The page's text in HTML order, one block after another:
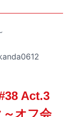
Act.3
オフ会